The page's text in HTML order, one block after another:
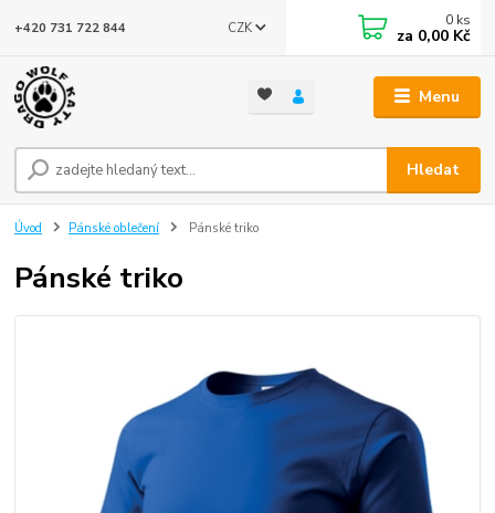
Menu
CZK
Hledat
+420 731 722 844 0 ks
za 0,00 Kč
Úvod Pánské oblečení Pánské triko
Pánské triko